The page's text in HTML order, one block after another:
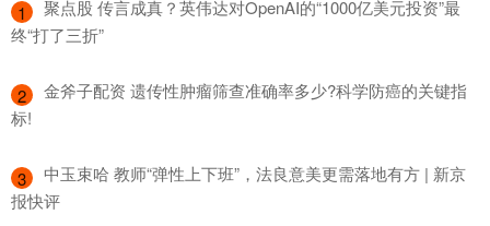
1
​聚点股 传言成真？英伟达对OpenAI的“1000亿美元投资”最
终“打了三折”
2
​金斧子配资 遗传性肿瘤筛查准确率多少?科学防癌的关键指
标!
3
​中玉束哈 教师“弹性上下班”，法良意美更需落地有方 | 新京
报快评